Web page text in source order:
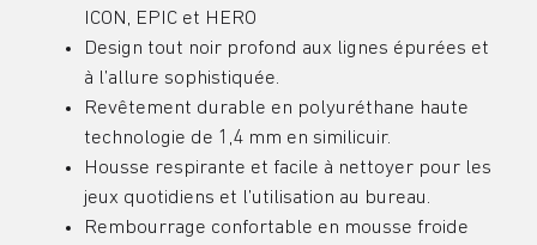
ICON, EPIC et HERO
Design tout noir profond aux lignes épurées et
à l’allure sophistiquée.
Revêtement durable en polyuréthane haute
technologie de 1,4 mm en similicuir.
Housse respirante et facile à nettoyer pour les
jeux quotidiens et l’utilisation au bureau.
Rembourrage confortable en mousse froide